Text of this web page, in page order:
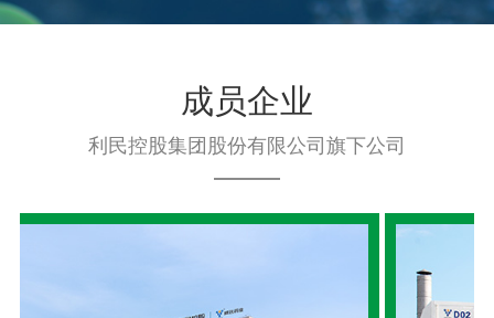
成员企业
利民控股集团股份有限公司旗下公司